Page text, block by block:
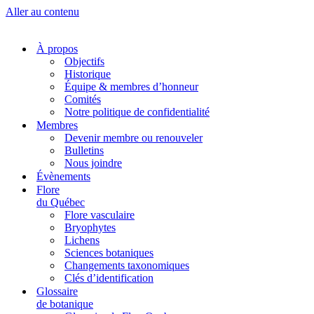
Aller au contenu
À propos
Objectifs
Historique
Équipe & membres d’honneur
Comités
Notre politique de confidentialité
Membres
Devenir membre ou renouveler
Bulletins
Nous joindre
Évènements
Flore
du Québec
Flore vasculaire
Bryophytes
Lichens
Sciences botaniques
Changements taxonomiques
Clés d’identification
Glossaire
de botanique